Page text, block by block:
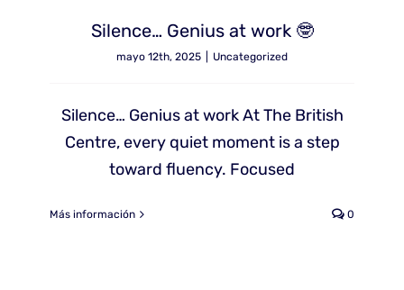
Silence… Genius at work 🤓
mayo 12th, 2025 Uncategorized
Silence… Genius at work At The British
Centre, every quiet moment is a step
toward fluency. Focused
Más información 0